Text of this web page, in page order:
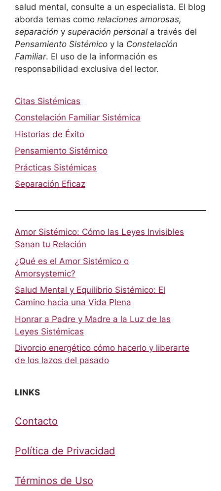
salud mental, consulte a un especialista. El blog
aborda temas como relaciones amorosas,
separación y superación personal a través del
Pensamiento Sistémico y la Constelación
Familiar. El uso de la información es
responsabilidad exclusiva del lector.
Citas Sistémicas
Constelación Familiar Sistémica
Historias de Éxito
Pensamiento Sistémico
Prácticas Sistémicas
Separación Eficaz
Amor Sistémico: Cómo las Leyes Invisibles
Sanan tu Relación
¿Qué es el Amor Sistémico o
Amorsystemic?
Salud Mental y Equilibrio Sistémico: El
Camino hacia una Vida Plena
Honrar a Padre y Madre a la Luz de las
Leyes Sistémicas
Divorcio energético cómo hacerlo y liberarte
de los lazos del pasado
LINKS
Contacto
Política de Privacidad
Términos de Uso